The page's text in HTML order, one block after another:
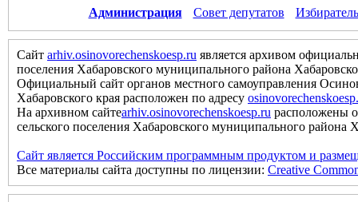
Администрация Совет депутатов
Сайт arhiv.osinovorechenskoesp.ru является архивом
поселения Хабаровского муниципального района
Официальный сайт органов местного самоуправления
Хабаровского края расположен по адресу
На архивном сайтеarhiv.osinovorechenskoesp.ru расположены
сельского поселения Хабаровского муниципального района
Сайт является Российским программным продуктом и
Все материалы сайта доступны по лицензии: Creative